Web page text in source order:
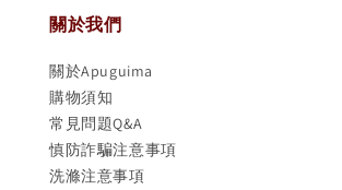
關於我們
關於Apuguima
購物須知
常見問題Q&A
慎防詐騙注意事項
洗滌注意事項